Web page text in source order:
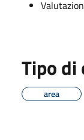
Tipo di
area